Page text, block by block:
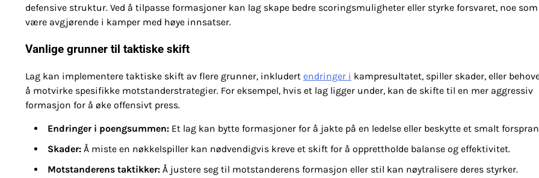
defensive struktur. Ved å tilpasse formasjoner kan lag skape bedre scoringsmuligheter eller styrke forsvaret, noe
være avgjørende i kamper med høye innsatser.
Vanlige grunner til taktiske skift
Lag kan implementere taktiske skift av flere grunner, inkludert endringer i kampresultatet, spiller skader, eller
å motvirke spesifikke motstanderstrategier. For eksempel, hvis et lag ligger under, kan de skifte til en mer aggressiv
formasjon for å øke offensivt press.
Endringer i poengsummen: Et lag kan bytte formasjoner for å jakte på en ledelse eller beskytte et smalt
Skader: Å miste en nøkkelspiller kan nødvendigvis kreve et skift for å opprettholde balanse og effektivitet.
Motstanderens taktikker: Å justere seg til motstanderens formasjon eller stil kan nøytralisere deres styrker.